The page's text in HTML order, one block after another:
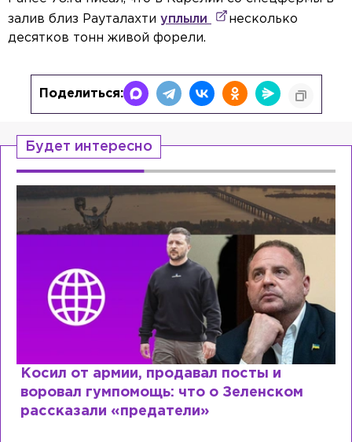
залив близ Рауталахти уплыли
несколько
десятков тонн живой форели.
Поделиться:
Будет интересно
Косил от армии, продавал посты и
воровал гумпомощь: что о Зеленском
рассказали «предатели»